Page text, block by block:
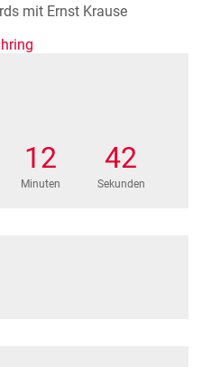
mit Ernst Krause
12
Minuten
42
Sekunden